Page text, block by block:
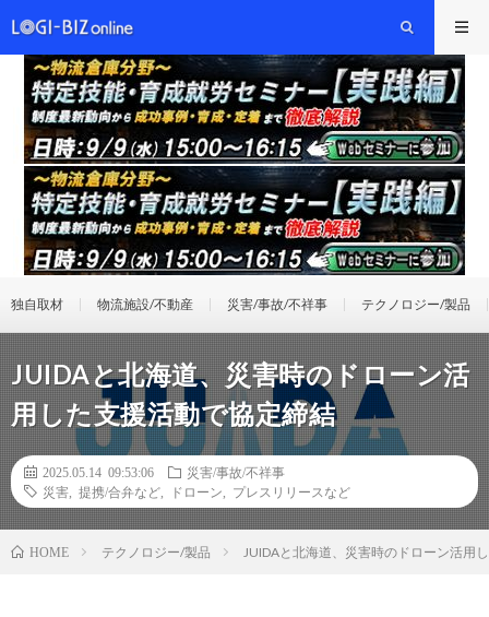
独自取材 物流施設/不動産 災害/事故/不祥事 テクノロジー/製品
JUIDAと北海道、災害時のドローン活
用した支援活動で協定締結
2025.05.14 09:53:06
災害/事故/不祥事
災害
提携/合弁など ドローン プレスリリースなど
HOME テクノロジー/製品 JUIDAと北海道、災害時のドローン活用